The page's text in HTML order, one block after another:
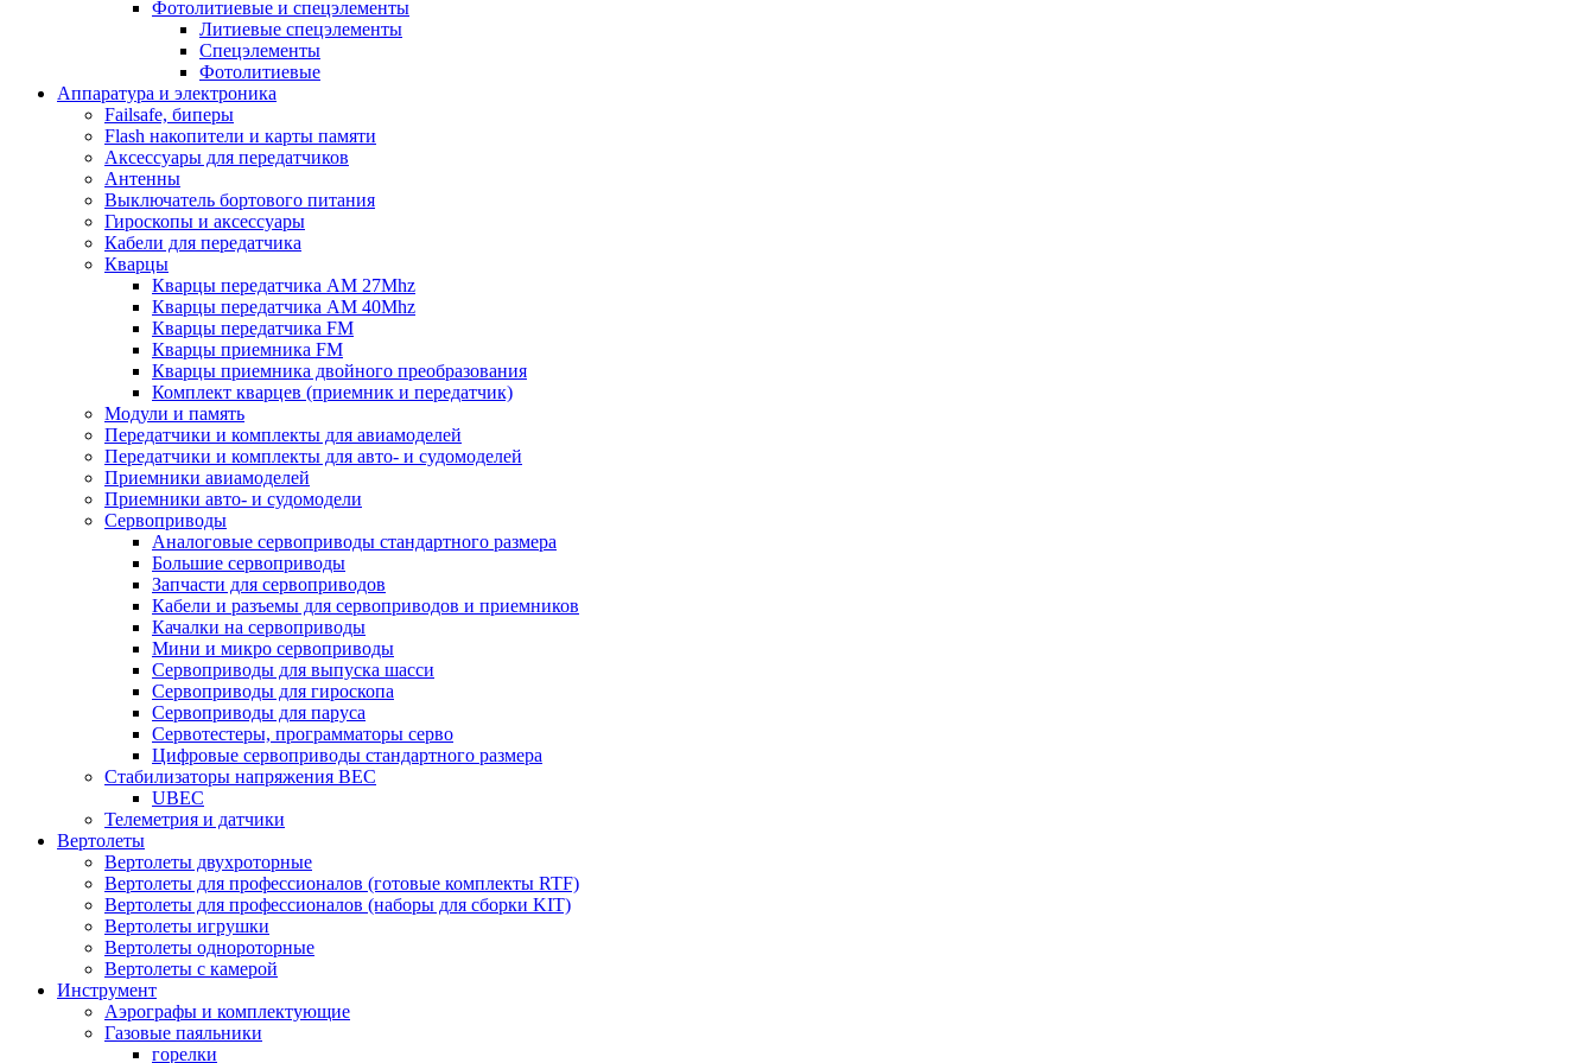
Фотолитиевые и спецэлементы
Литиевые спецэлементы
Спецэлементы
Фотолитиевые
Аппаратура и электроника
Failsafe, биперы
Flash накопители и карты памяти
Аксессуары для передатчиков
Антенны
Выключатель бортового питания
Гироскопы и аксессуары
Кабели для передатчика
Кварцы
Кварцы передатчика AM 27Mhz
Кварцы передатчика AM 40Mhz
Кварцы передатчика FM
Кварцы приемника FM
Кварцы приемника двойного преобразования
Комплект кварцев (приемник и передатчик)
Модули и память
Передатчики и комплекты для авиамоделей
Передатчики и комплекты для авто- и судомоделей
Приемники авиамоделей
Приемники авто- и судомодели
Сервоприводы
Аналоговые сервоприводы стандартного размера
Большие сервоприводы
Запчасти для сервоприводов
Кабели и разъемы для сервоприводов и приемников
Качалки на сервоприводы
Мини и микро сервоприводы
Сервоприводы для выпуска шасси
Сервоприводы для гироскопа
Сервоприводы для паруса
Сервотестеры, программаторы серво
Цифровые сервоприводы стандартного размера
Стабилизаторы напряжения BEC
UBEC
Телеметрия и датчики
Вертолеты
Вертолеты двухроторные
Вертолеты для профессионалов (готовые комплекты RTF)
Вертолеты для профессионалов (наборы для сборки KIT)
Вертолеты игрушки
Вертолеты однороторные
Вертолеты с камерой
Инструмент
Аэрографы и комплектующие
Газовые паяльники
горелки